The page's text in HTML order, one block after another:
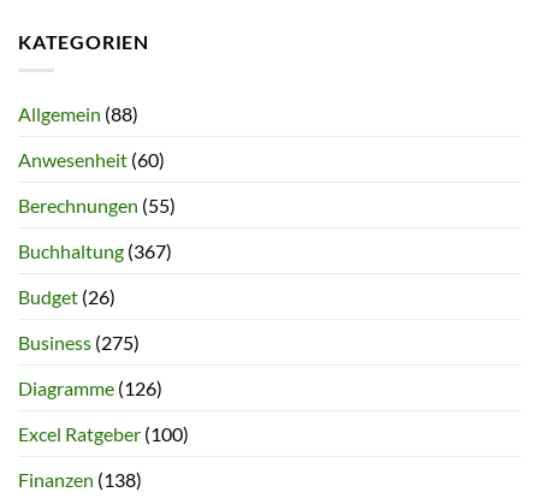
KATEGORIEN
Allgemein (88)
Anwesenheit (60)
Berechnungen (55)
Buchhaltung (367)
Budget (26)
Business (275)
Diagramme (126)
Excel Ratgeber (100)
Finanzen (138)